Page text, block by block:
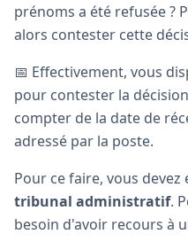
prénoms a été refusée ?
alors contester cette
📅 Effectivement, vous
pour contester la
compter de la date de
adressé par la poste.
Pour ce faire, vous
tribunal administratif.
besoin d'avoir recours à